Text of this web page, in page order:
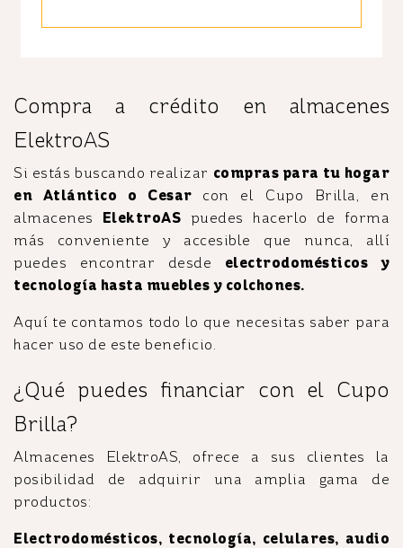
Compra a crédito en almacenes
ElektroAS
Si estás buscando realizar compras para tu hogar
en Atlántico o Cesar con el Cupo Brilla, en
almacenes ElektroAS puedes hacerlo de forma
más conveniente y accesible que nunca, allí
puedes encontrar desde electrodomésticos y
tecnología hasta muebles y colchones.
Aquí te contamos todo lo que necesitas saber para
hacer uso de este beneficio.
¿Qué puedes financiar con el Cupo
Brilla?
Almacenes ElektroAS, ofrece a sus clientes la
posibilidad de adquirir una amplia gama de
productos:
Electrodomésticos, tecnología, celulares, audio